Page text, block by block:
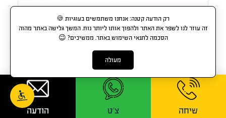
רק הודעה קטנה: אנחנו משתמשים בעוגיות 🍪
זה עוזר לנו לשפר את האתר ולהפוך אותו ליותר נוח. המשך גלישה באתר מהוה
הסכמה לתנאי השימוש באתר. ממשיכים? 😉
מעולה
שיחה צ'ט הודעה